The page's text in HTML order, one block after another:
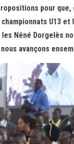
pour
U13
Néné Dorgelès
avançons